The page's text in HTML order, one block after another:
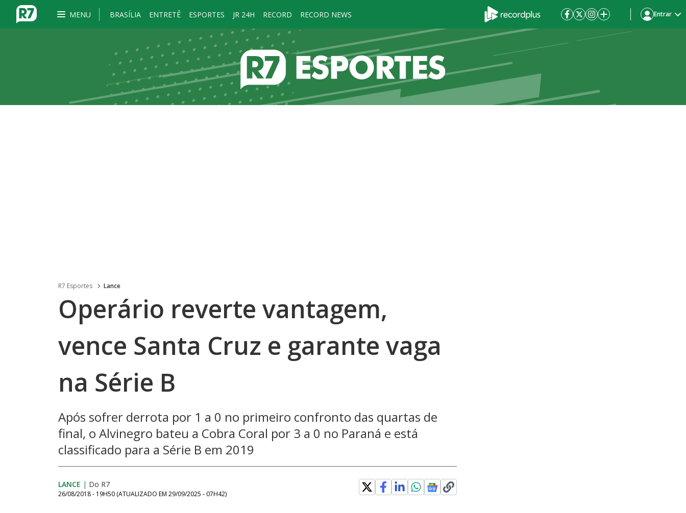
MENU BRASÍLIA ENTRETÊ ESPORTES JR 24H RECORD RECORD NEWS Entrar
R7 Esportes Lance
Operário reverte vantagem,
vence Santa Cruz e garante vaga
na Série B
Após sofrer derrota por 1 a 0 no primeiro confronto das quartas de
final, o Alvinegro bateu a Cobra Coral por 3 a 0 no Paraná e está
classificado para a Série B em 2019
LANCE | Do R7
26/08/2018 - 19H50 (ATUALIZADO EM 29/09/2025 - 07H42)